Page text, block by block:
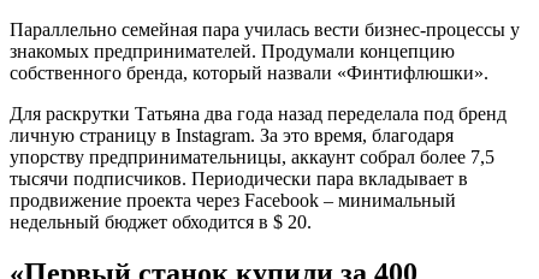
Параллельно семейная пара училась вести бизнес-процессы у
знакомых предпринимателей. Продумали концепцию
собственного бренда, который назвали «Финтифлюшки».
Для раскрутки Татьяна два года назад переделала под бренд
личную страницу в Instagram. За это время, благодаря
упорству предпринимательницы, аккаунт собрал более 7,5
тысячи подписчиков. Периодически пара вкладывает в
продвижение проекта через Facebook – минимальный
недельный бюджет обходится в $ 20.
«Первый станок купили за 400